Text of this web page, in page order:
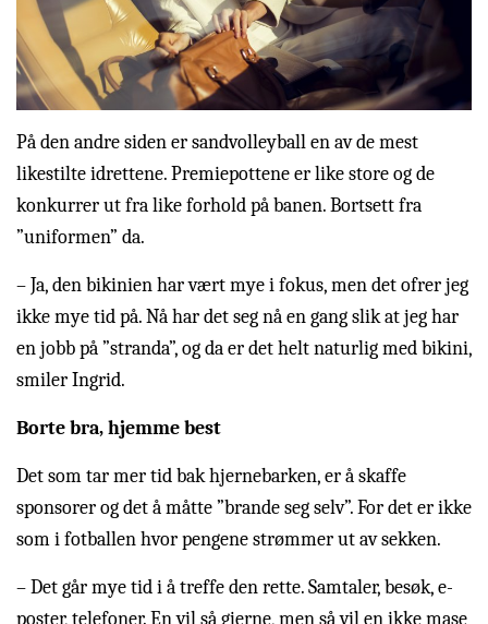
På den andre siden er sandvolleyball en av de mest
likestilte idrettene. Premiepottene er like store og de
konkurrer ut fra like forhold på banen. Bortsett fra
”uniformen” da.
– Ja, den bikinien har vært mye i fokus, men det ofrer jeg
ikke mye tid på. Nå har det seg nå en gang slik at jeg har
en jobb på ”stranda”, og da er det helt naturlig med bikini,
smiler Ingrid.
Borte bra, hjemme best
Det som tar mer tid bak hjernebarken, er å skaffe
sponsorer og det å måtte ”brande seg selv”. For det er ikke
som i fotballen hvor pengene strømmer ut av sekken.
– Det går mye tid i å treffe den rette. Samtaler, besøk, e-
poster, telefoner. En vil så gjerne, men så vil en ikke mase